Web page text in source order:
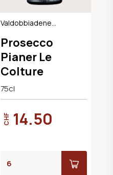
Valdobbiadene
Prosecco
Pianer Le
Colture
75cl
CHF 14.50